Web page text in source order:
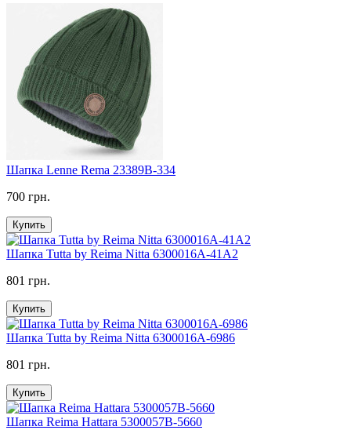
Шапка Lenne Rema 23389B-334
700 грн.
Купить
Шапка Tutta by Reima Nitta 6300016A-41A2
801 грн.
Купить
Шапка Tutta by Reima Nitta 6300016A-6986
801 грн.
Купить
Шапка Reima Hattara 5300057B-5660